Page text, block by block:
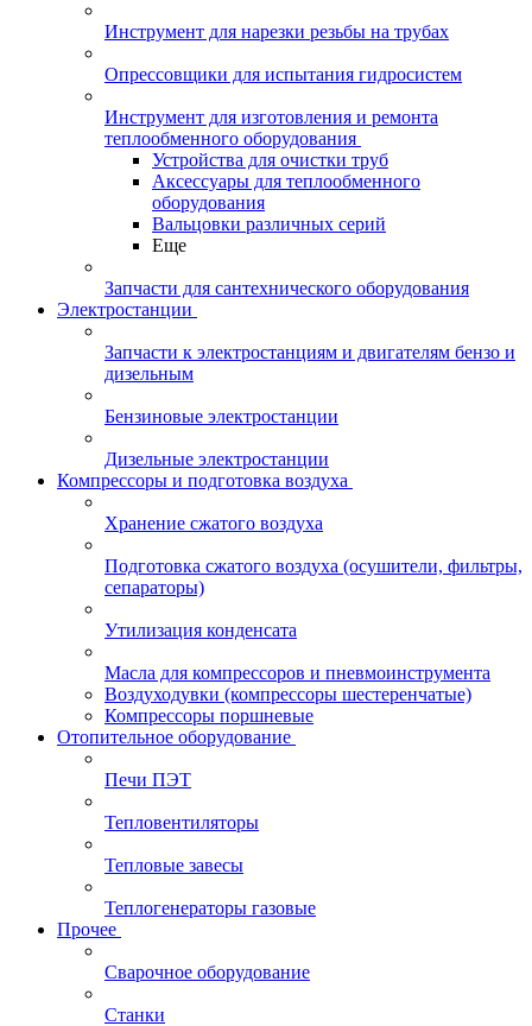
Инструмент для нарезки резьбы на трубах
Опрессовщики для испытания гидросистем
Инструмент для изготовления и ремонта
теплообменного оборудования
Устройства для очистки труб
Аксессуары для теплообменного
оборудования
Вальцовки различных серий
Еще
Запчасти для сантехнического оборудования
Электростанции
Запчасти к электростанциям и двигателям бензо и
дизельным
Бензиновые электростанции
Дизельные электростанции
Компрессоры и подготовка воздуха
Хранение сжатого воздуха
Подготовка сжатого воздуха (осушители, фильтры,
сепараторы)
Утилизация конденсата
Масла для компрессоров и пневмоинструмента
Воздуходувки (компрессоры шестеренчатые)
Компрессоры поршневые
Отопительное оборудование
Печи ПЭТ
Тепловентиляторы
Тепловые завесы
Теплогенераторы газовые
Прочее
Сварочное оборудование
Станки